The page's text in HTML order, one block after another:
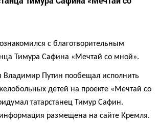
ознакомился с благотворительным
Тимура Сафина «Мечтай со мной».
Владимир Путин пообещал исполнить
детей на проекте «Мечтай со
татарстанец Тимур Сафин.
размещена на сайте Кремля.